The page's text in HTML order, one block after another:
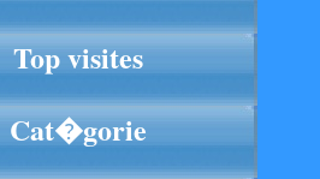
Top visites
Cat�gorie